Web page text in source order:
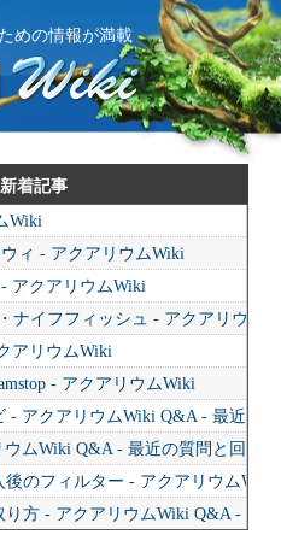
めの情報が満載
新着記事
Wiki
ィ - アクアリウムWiki
アクアリウムWiki
ナイフフィッシュ - アクアリウム
アリウムWiki
- アクアリウムWiki
- アクアリウムWiki Q&A - 最近の
ムWiki Q&A - 最近の質問と回答
後のフィルター - アクアリウム
り方 - アクアリウムWiki Q&A - 最